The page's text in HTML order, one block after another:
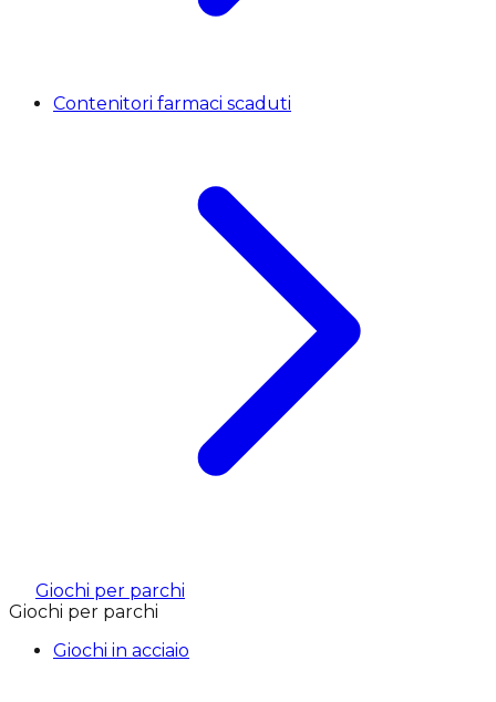
Contenitori farmaci scaduti
Giochi per parchi
Giochi per parchi
Giochi in acciaio